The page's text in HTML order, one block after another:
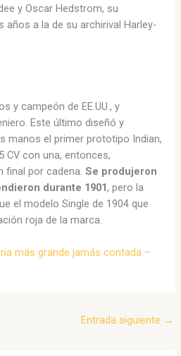
y Oscar Hedstrom, su
años a la de su archirival Harley-
y campeón de EE.UU., y
Este último diseñó y
manos el primer prototipo Indian,
CV con una, entonces,
final por cadena. Se produjeron
durante 1901, pero la
el modelo Single de 1904 que
roja de la marca.
más grande jamás contada –
Entrada siguiente →